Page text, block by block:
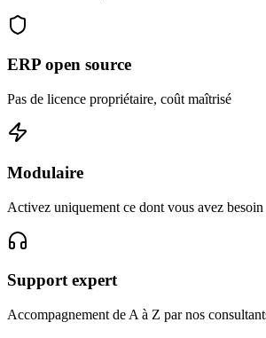
ERP open source
Pas de licence propriétaire, coût maîtrisé
Modulaire
Activez uniquement ce dont vous avez besoin
Support expert
Accompagnement de A à Z par nos